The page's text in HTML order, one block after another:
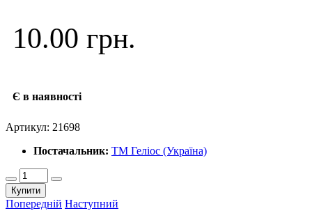
10.00 грн.
Є в наявності
Артикул: 21698
Постачальник: ТМ Геліос (Україна)
Купити
Попередній Наступний